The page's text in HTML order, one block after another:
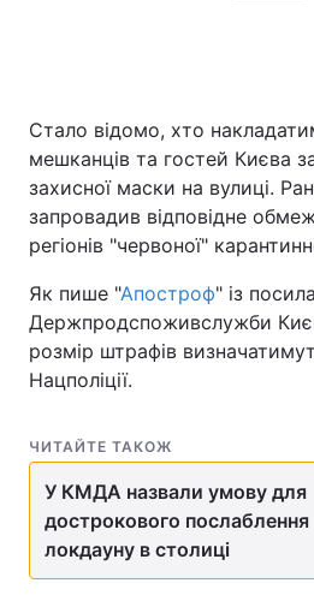
Стало відомо, хто
мешканців та гостей Києва
захисної маски на вулиці.
запровадив відповідне
регіонів "червоної"
Як пише "Апостроф" із
Держпродспоживслужби
розмір штрафів
Нацполіції.
ЧИТАЙТЕ ТАКОЖ
У КМДА назвали умову для
дострокового послаблення
локдауну в столиці